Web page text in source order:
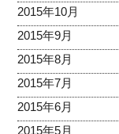
2015年10月
2015年9月
2015年8月
2015年7月
2015年6月
2015年5月